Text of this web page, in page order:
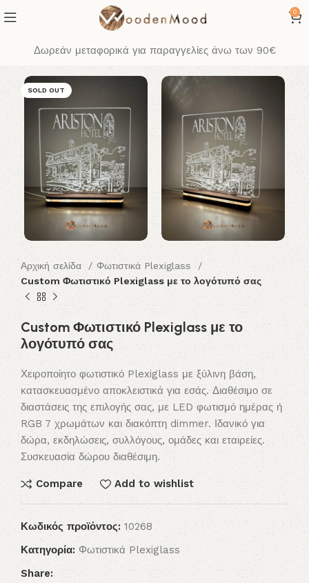
0
Δωρεάν μεταφορικά για παραγγελίες άνω των 90€
SOLD OUT
Αρχική σελίδα
Φωτιστικά Plexiglass
Custom Φωτιστικό Plexiglass με το λογότυπό σας
Custom Φωτιστικό Plexiglass με το
λογότυπό σας
Χειροποίητο φωτιστικό Plexiglass με ξύλινη βάση,
κατασκευασμένο αποκλειστικά για εσάς. Διαθέσιμο σε
διαστάσεις της επιλογής σας, με LED φωτισμό ημέρας ή
RGB 7 χρωμάτων και διακόπτη dimmer. Ιδανικό για
δώρα, εκδηλώσεις, συλλόγους, ομάδες και εταιρείες.
Συσκευασία δώρου διαθέσιμη.
Compare Add to wishlist
Κωδικός προϊόντος:10268
Κατηγορία: Φωτιστικά Plexiglass
Share: